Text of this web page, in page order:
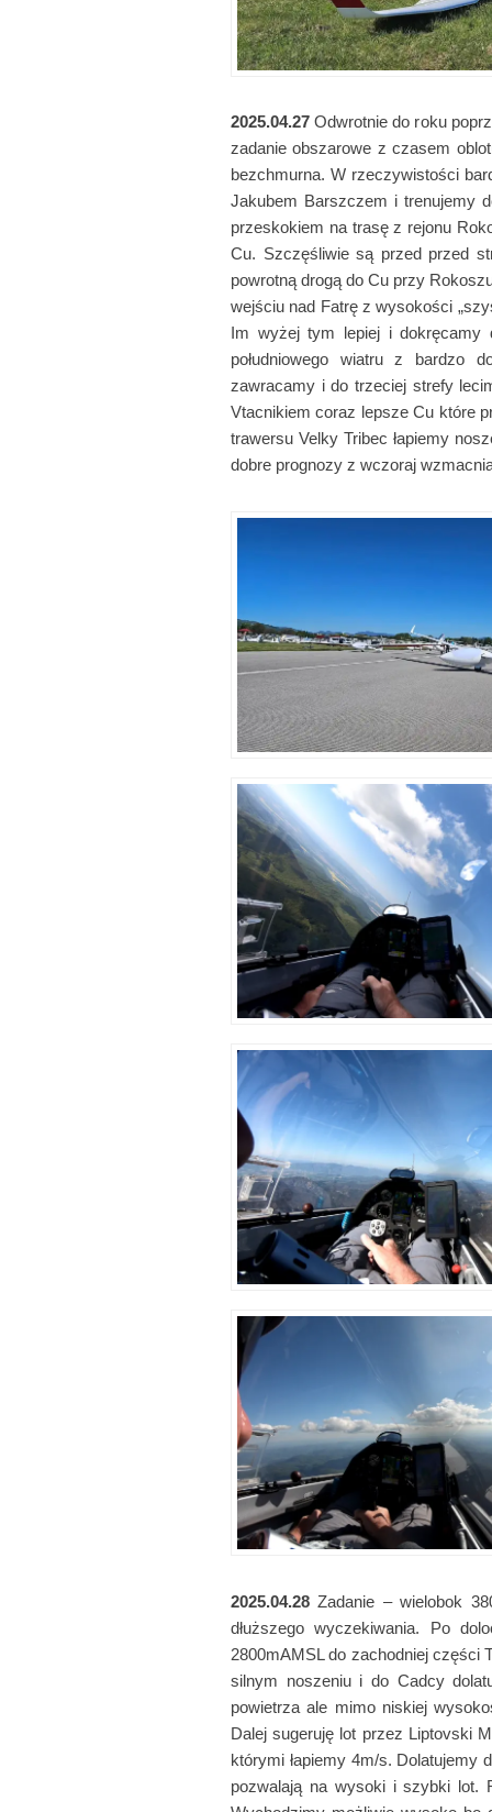
2025.04.27 Odwrotnie do roku
zadanie obszarowe z czasem
bezchmurna. W rzeczywistości
Jakubem Barszczem i trenujemy
przeskokiem na trasę z rejonu
Cu. Szczęśliwie są przed przed
powrotną drogą do Cu przy
wejściu nad Fatrę z wysokości
Im wyżej tym lepiej i dokręcamy
południowego wiatru z bardzo
zawracamy i do trzeciej strefy
Vtacnikiem coraz lepsze Cu które
trawersu Velky Tribec łapiemy
dobre prognozy z wczoraj
2025.04.28 Zadanie – wielobok
dłuższego wyczekiwania. Po
2800mAMSL do zachodniej części
silnym noszeniu i do Cadcy
powietrza ale mimo niskiej
Dalej sugeruję lot przez Liptovski
którymi łapiemy 4m/s. Dolatujemy
pozwalają na wysoki i szybki lot.